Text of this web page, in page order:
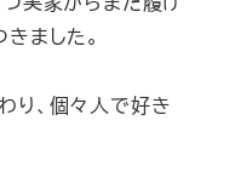
ました。
り、個々人で好き